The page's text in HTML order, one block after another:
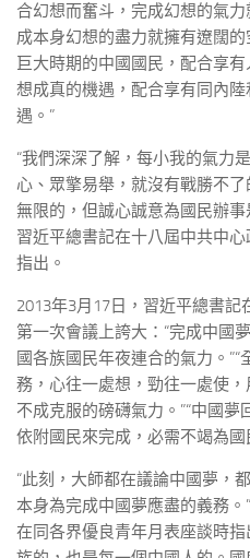
合幻想而奮斗，完成幻想的氣
成本身幻想的盡力就擁有遼闊
巨大時期的中國國民，配合享
想成真的機遇，配合享有同內
遇。”
“我們深深了解，每小我的氣力
心、眾擎易舉，就沒有戰勝不
無限的，但誠心誠意為國民辦事
習近平總書記在十八屆中共中
指出。
2013年3月17日，習近平總書
第一次會議上誇大：“完成中國
國各族國民年夜連合的氣力。
務，心往一處想，勁往一處使
不成克服的磅礴氣力。”“中國
依附國民來完成，必需不竭為國
“此刻，大師都在議論中國夢，
本身為完成中國夢應盡的義務
在同各界優良青年月表座談時